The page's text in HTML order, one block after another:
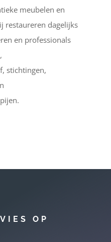
meubelen en
restaureren dagelijks
en professionals
stichtingen,
OP